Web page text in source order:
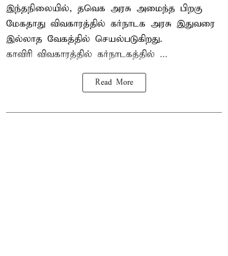
இந்தநிலையில், தவெக அரசு அமைந்த பிறகு
மேகதாது விவகாரத்தில் கர்நாடக அரசு இதுவரை
இல்லாத வேகத்தில் செயல்படுகிறது.
காவிரி விவகாரத்தில் கர்நாடகத்தில் ...
Read More